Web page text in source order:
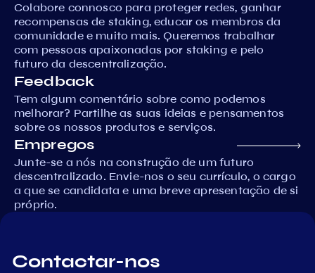
Colabore connosco para proteger redes, ganhar
recompensas de staking, educar os membros da
comunidade e muito mais. Queremos trabalhar
com pessoas apaixonadas por staking e pelo
futuro da descentralização.
Feedback
Tem algum comentário sobre como podemos
melhorar? Partilhe as suas ideias e pensamentos
sobre os nossos produtos e serviços.
Empregos
Junte-se a nós na construção de um futuro
descentralizado. Envie-nos o seu currículo, o cargo
a que se candidata e uma breve apresentação de si
próprio.
Contactar-nos